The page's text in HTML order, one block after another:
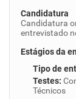
Candidatura
Candidatura
entrevistado
Estágios da
Tipo de
Testes:
Técnicos